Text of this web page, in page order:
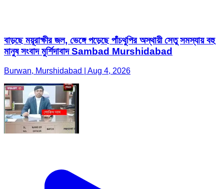
বাড়ছে ময়ূরাক্ষীর জল, ভেঙ্গে পড়েছে পাঁচথুপির অস্থায়ী সেতু সমস্যায় বহু
মানুষ সংবাদ মুর্শিদাবাদ Sambad Murshidabad
Burwan, Murshidabad | Aug 4, 2026